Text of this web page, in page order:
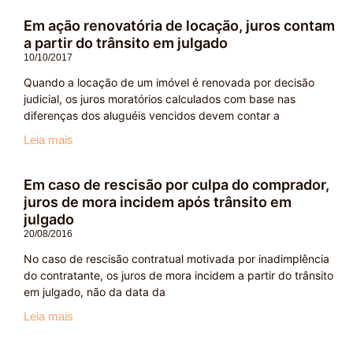
Em ação renovatória de locação, juros contam
a partir do trânsito em julgado
10/10/2017
Quando a locação de um imóvel é renovada por decisão
judicial, os juros moratórios calculados com base nas
diferenças dos aluguéis vencidos devem contar a
Leia mais
Em caso de rescisão por culpa do comprador,
juros de mora incidem após trânsito em
julgado
20/08/2016
No caso de rescisão contratual motivada por inadimplência
do contratante, os juros de mora incidem a partir do trânsito
em julgado, não da data da
Leia mais